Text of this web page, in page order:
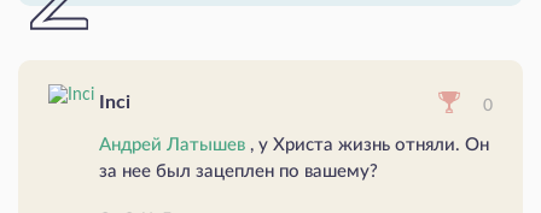
Inci 0
Андрей Латышев , у Христа жизнь отняли. Он
за нее был зацеплен по вашему?